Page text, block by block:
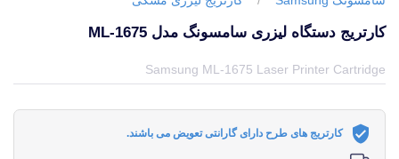
کارتریج دستگاه لیزری سامسونگ مدل ML-1675
Samsung ML-1675 Laser Printer Cartridge
کارتریج های طرح دارای گارانتی تعویض می باشند.